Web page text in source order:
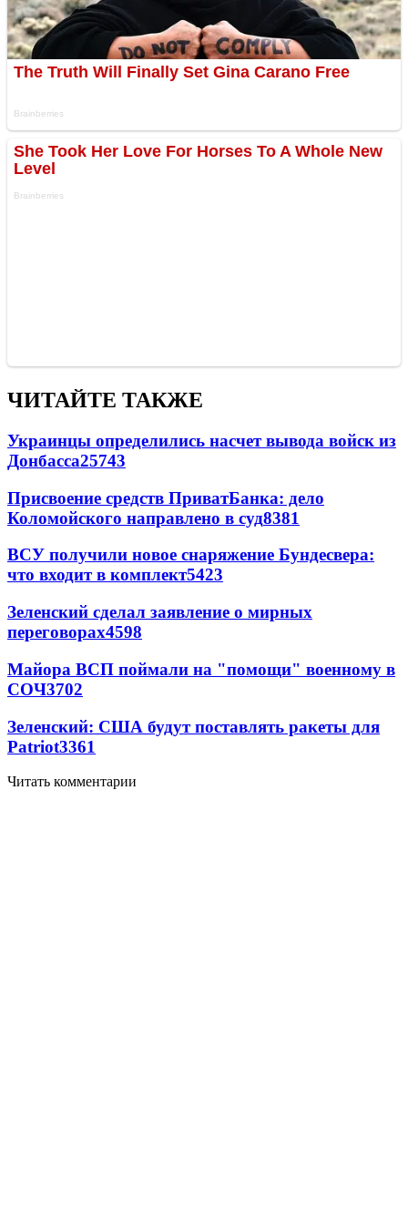
ЧИТАЙТЕ ТАКЖЕ
Украинцы определились насчет вывода войск из
Донбасса25743
Присвоение средств ПриватБанка: дело
Коломойского направлено в суд8381
ВСУ получили новое снаряжение Бундесвера:
что входит в комплект5423
Зеленский сделал заявление о мирных
переговорах4598
Майора ВСП поймали на "помощи" военному в
СОЧ3702
Зеленский: США будут поставлять ракеты для
Patriot3361
Читать комментарии